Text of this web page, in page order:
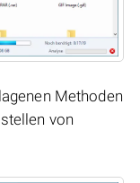
Methoden
von